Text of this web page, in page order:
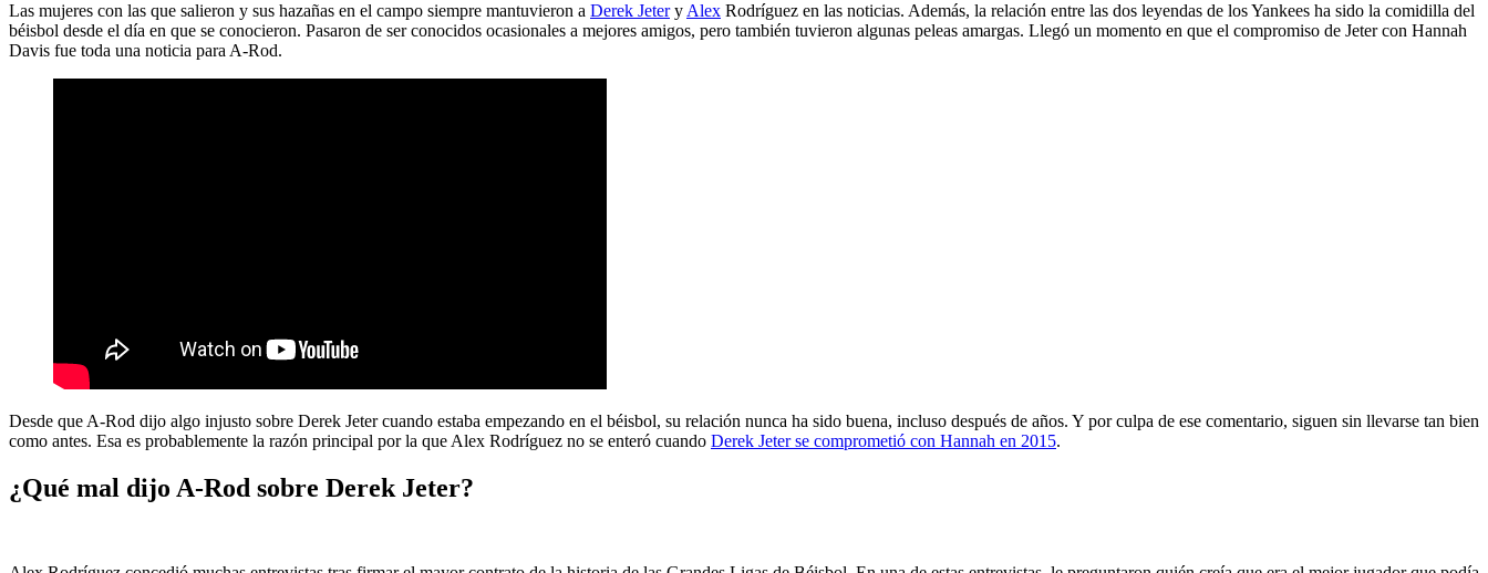
Las mujeres con las que salieron y sus hazañas en el campo siempre mantuvieron a Derek Jetery Alex Rodríguez en las noticias. Además, la relación entre las dos leyendas de los Yankees ha sido la comidilla del
béisbol desde el día en que se conocieron. Pasaron de ser conocidos ocasionales a mejores amigos, pero también tuvieron algunas peleas amargas. Llegó un momento en que el compromiso de Jeter con Hannah
Davis fue toda una noticia para A-Rod.
Desde que A-Rod dijo algo injusto sobre Derek Jeter cuando estaba empezando en el béisbol, su relación nunca ha sido buena, incluso después de años. Y por culpa de ese comentario, siguen sin llevarse tan bien
como antes. Esa es probablemente la razón principal por la que Alex Rodríguez no se enteró cuando Derek Jeter se comprometió con Hannah en 2015.
¿Qué mal dijo A-Rod sobre Derek Jeter?